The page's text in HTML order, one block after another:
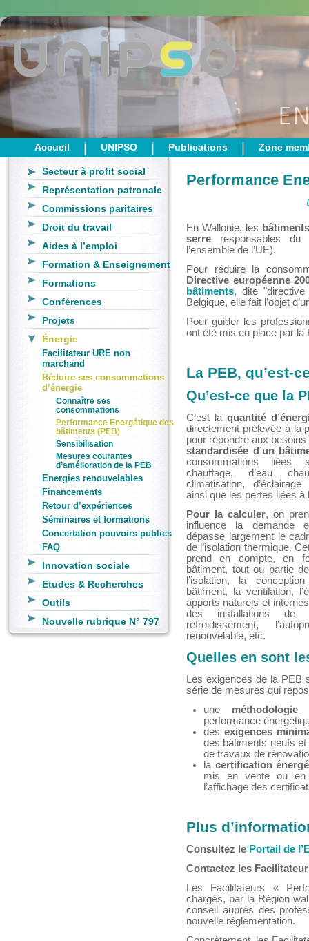
Accueil UNIPSO Publications Zone
Secteur à profit social
Représentation patronale
Commissions paritaires
Droit du travail
Aides à l’emploi
Formation & Enseignement
Formations
Conférences
Projets
Énergie
Facilitateur URE non
marchand
Réduire ses consommations
d’énergie
Connaître ses
consommations
Performance Energétique des
bâtiments (PEB)
Sensibilisation
Mesures courantes
d’amélioration de la PEB
Energies renouvelables
Financements
Retour d’expériences
Séminaires et formations
Concertation pouvoirs publics
FAQ
Innovation sociale
Etudes & Recherches
Outils
Nouvelle rubrique N° 797
Performance
En Wallonie, les bâtiments
serre responsables du
l’ensemble de l’UE).
Pour réduire la
Directive européenne
bâtiments, dite
Belgique, elle fait l’objet
Pour guider les
ont été mis en place par la
La PEB, qu’est-
Qu’est-ce que la
C’est laquantité
directement prélevée à la
pour répondre aux
standardisée d’un
consommations liées
chauffage, d’eau
climatisation,
ainsi que les pertes liées à
Pour la calculer, on
influence la demande
dépasse largement le
de l’isolation thermique.
prend en compte, en
bâtiment, tout ou partie
l’isolation, la
bâtiment, la ventilation,
apports naturels et
des installations de
refroidissement,
renouvelable, etc.
Quelles en sont
Les exigences de la PEB
série de mesures qui
une
performance
des exigences
des bâtiments neufs et
de travaux de
la certification
mis en vente ou en
l’affichage des
Plus
Consultez le Portail de
Contactez les
Les Facilitateurs «
chargés, par la Région
conseil auprès des
nouvelle réglementation.